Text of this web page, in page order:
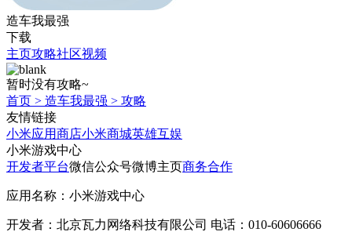
造车我最强
下载
主页攻略社区视频
暂时没有攻略~
首页 > 造车我最强 > 攻略
友情链接
小米应用商店小米商城英雄互娱
小米游戏中心
开发者平台微信公众号微博主页商务合作
应用名称：小米游戏中心
开发者：北京瓦力网络科技有限公司 电话：010-60606666